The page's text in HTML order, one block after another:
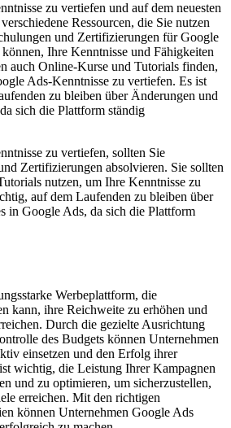
zu vertiefen und auf dem neuesten
Ressourcen, die Sie nutzen
und Zertifizierungen für Google
Ihre Kenntnisse und Fähigkeiten
auch Online-Kurse und Tutorials finden,
Ads-Kenntnisse zu vertiefen. Es ist
zu bleiben über Änderungen und
sich die Plattform ständig
zu vertiefen, sollten Sie
Zertifizierungen absolvieren. Sie sollten
nutzen, um Ihre Kenntnisse zu
auf dem Laufenden zu bleiben über
in Google Ads, da sich die Plattform
Werbeplattform, die
kann, ihre Reichweite zu erhöhen und
Durch die gezielte Ausrichtung
des Budgets können Unternehmen
einsetzen und den Erfolg ihrer
wichtig, die Leistung Ihrer Kampagnen
und zu optimieren, um sicherzustellen,
erreichen. Mit den richtigen
können Unternehmen Google Ads